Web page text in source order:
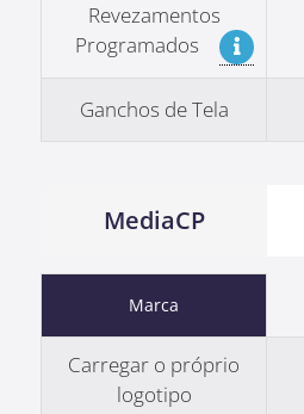
Revezamentos
Programados
Ganchos de Tela
MediaCP
Marca
Carregar o próprio
logotipo